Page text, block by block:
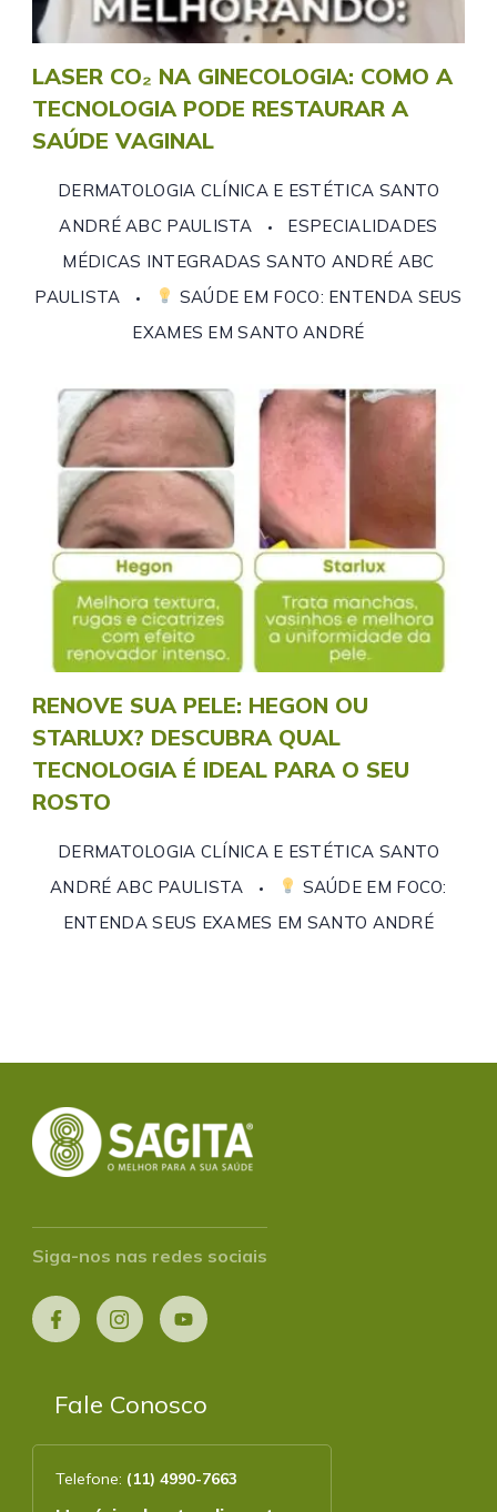
LASER CO₂ NA GINECOLOGIA: COMO A
TECNOLOGIA PODE RESTAURAR A
SAÚDE VAGINAL
DERMATOLOGIA CLÍNICA E ESTÉTICA SANTO
ANDRÉ ABC PAULISTA
ESPECIALIDADES
MÉDICAS INTEGRADAS SANTO ANDRÉ ABC
PAULISTA
SAÚDE EM FOCO: ENTENDA SEUS
EXAMES EM SANTO ANDRÉ
RENOVE SUA PELE: HEGON OU
STARLUX? DESCUBRA QUAL
TECNOLOGIA É IDEAL PARA O SEU
ROSTO
DERMATOLOGIA CLÍNICA E ESTÉTICA SANTO
ANDRÉ ABC PAULISTA
SAÚDE EM FOCO:
ENTENDA SEUS EXAMES EM SANTO ANDRÉ
Siga-nos nas redes sociais
Fale Conosco
Telefone: (11) 4990-7663